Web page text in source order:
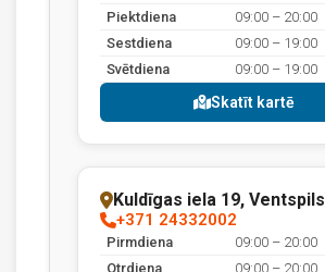
Piektdiena
09:00 – 20:00
Sestdiena
09:00 – 19:00
Svētdiena
09:00 – 19:00
Skatīt kartē
Kuldīgas iela 19, Ventspils
+371 24332002
Pirmdiena
09:00 – 20:00
Otrdiena
09:00 – 20:00